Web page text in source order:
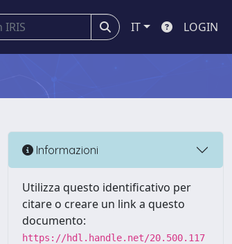
IT LOGIN
Informazioni
Utilizza questo identificativo per
citare o creare un link a questo
documento:
https://hdl.handle.net/20.500.117